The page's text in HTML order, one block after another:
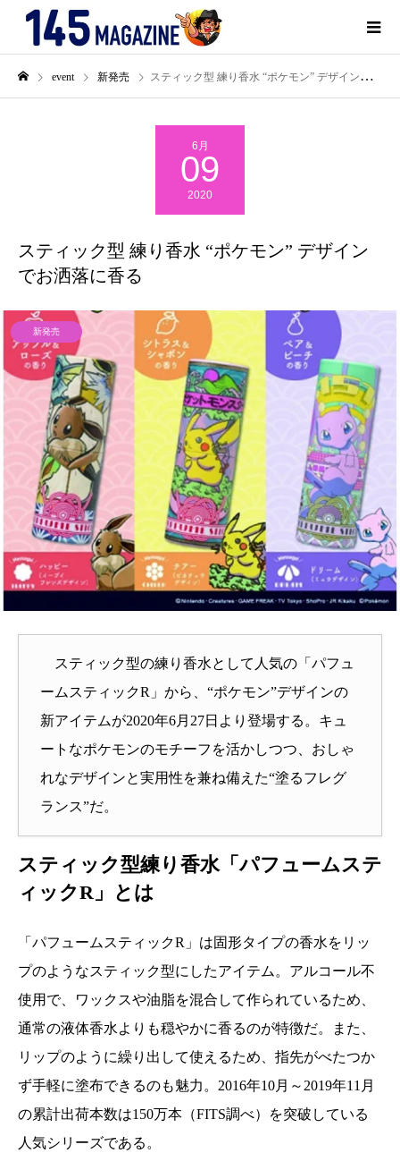
event 新発売 スティック型 練り香水 “ポケモン” デザインでお洒落に香る
6月
09
2020
スティック型 練り香水 “ポケモン” デザイン
でお洒落に香る
新発売
スティック型の練り香水として人気の「パフュ
ームスティックR」から、“ポケモン”デザインの
新アイテムが2020年6月27日より登場する。キュ
ートなポケモンのモチーフを活かしつつ、おしゃ
れなデザインと実用性を兼ね備えた“塗るフレグ
ランス”だ。
スティック型練り香水「パフュームステ
ィックR」とは
「パフュームスティックR」は固形タイプの香水をリッ
プのようなスティック型にしたアイテム。アルコール不
使用で、ワックスや油脂を混合して作られているため、
通常の液体香水よりも穏やかに香るのが特徴だ。また、
リップのように繰り出して使えるため、指先がべたつか
ず手軽に塗布できるのも魅力。2016年10月～2019年11月
の累計出荷本数は150万本（FITS調べ）を突破している
人気シリーズである。